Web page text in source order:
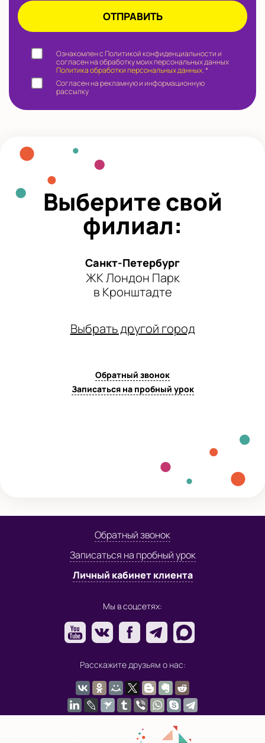
Ознакомлен с Политикой конфиденциальности и
согласен на обработку моих персональных данных
Политика обработки персональных данных.*
Согласен на рекламную и информационную
рассылку
Выберите свой
филиал:
Санкт-Петербург
ЖК Лондон Парк
в Кронштадте
Выбрать другой город
Обратный звонок
Записаться на пробный урок
Обратный звонок
Записаться на пробный урок
Личный кабинет клиента
Мы в соцсетях:
Расскажите друзьям о нас: